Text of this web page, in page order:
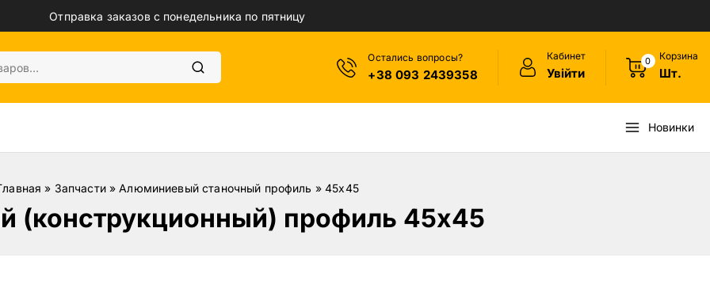
Отправка заказов с понедельника по пятницу
Остались вопросы?
+38 093 2439358
Кабинет
Увійти
0 Корзина
Шт.
Новинки
» Запчасти»Алюминиевый станочный профиль »45х45
(конструкционный) профиль 45х45